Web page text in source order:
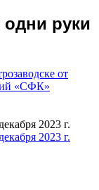
одни руки
от
«СФК»
2023 г.